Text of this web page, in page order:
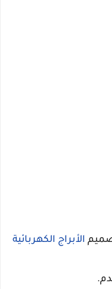
الأبراج الكهربائية